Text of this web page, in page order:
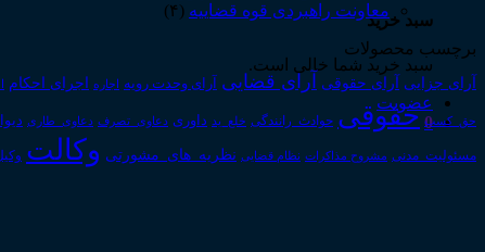
سبد خرید
سبد خرید شما خالی است.
عضویت
0
معاونت راهبردی قوه قضاییه (۴)
برچسب محصولات
آرای جزایی آرای حقوقی آرای قضایی آرای وحدت رویه اجاره اجرای احکام
حق_کسب حقوقی حوادث_رانندگی خلع_ید داوری دعاوی_تصرف دعاوی_طاری
مسئولیت_مدنی مشروح مذاکرات نظام قضایی نظریه_های_مشورتی وکالت